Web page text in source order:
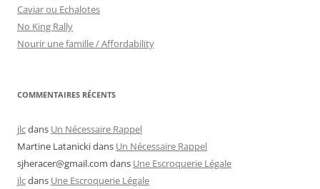
Caviar ou Echalotes
No King Rally
Nourir une famille / Affordability
COMMENTAIRES RÉCENTS
jlcdans Un Nécessaire Rappel
Martine Latanickidans Un Nécessaire Rappel
sjheracer@gmail.com dans Une Escroquerie Légale
jlcdans Une Escroquerie Légale